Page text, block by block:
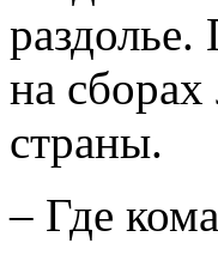
раздолье.
на
страны.
– Где